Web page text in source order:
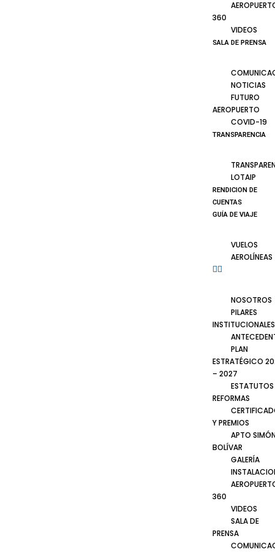
360
VIDEOS
SALA DE PRENSA
NOTICIAS
FUTURO
AEROPUERTO
COVID-19
TRANSPARENCIA
LOTAIP
RENDICION DE
CUENTAS
GUÍA DE VIAJE
VUELOS
AEROLÍNEAS
NOSOTROS
PILARES
INSTITUCIONALES
PLAN
ESTRATÉGICO
– 2027
ESTATUTOS
REFORMAS
Y PREMIOS
APTO
BOLÍVAR
GALERÍA
360
VIDEOS
SALA DE
PRENSA